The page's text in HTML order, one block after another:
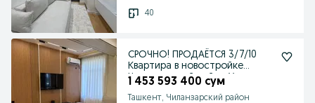
40
СРОЧНО! ПРОДАЁТСЯ 3/7/10
Квартира в новостройке
Чиланзарский район Ул.
1 453 593 400 сум
Ташкент, Чиланзарский район